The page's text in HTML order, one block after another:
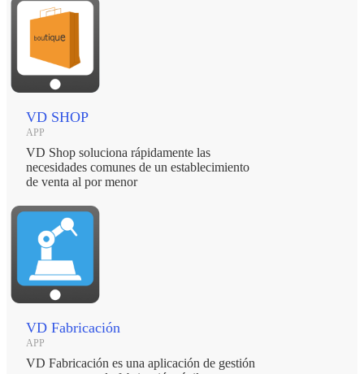
VD SHOP
APP
VD Shop soluciona rápidamente las
necesidades comunes de un establecimiento
de venta al por menor
VD Fabricación
APP
VD Fabricación es una aplicación de gestión